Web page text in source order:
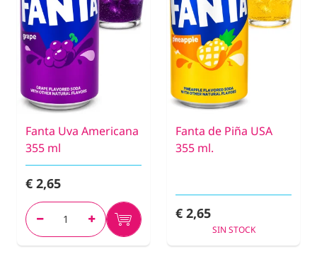
Fanta Uva Americana
355 ml
€ 2,65
Fanta de Piña USA
355 ml.
€ 2,65
SIN STOCK